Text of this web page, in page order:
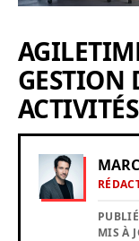
GESTION
ACTIVITÉS
MIS À